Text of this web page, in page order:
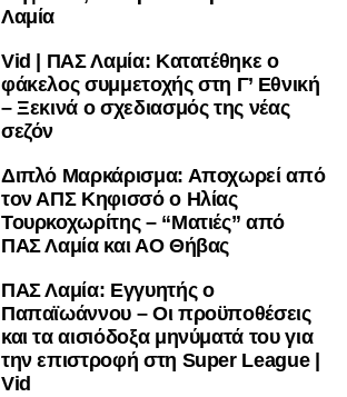
Λαμία
Vid | ΠΑΣ Λαμία: Κατατέθηκε ο
φάκελος συμμετοχής στη Γ’ Εθνική
– Ξεκινά ο σχεδιασμός της νέας
σεζόν
Διπλό Μαρκάρισμα: Αποχωρεί από
τον ΑΠΣ Κηφισσό ο Ηλίας
Τουρκοχωρίτης – “Ματιές” από
ΠΑΣ Λαμία και ΑΟ Θήβας
ΠΑΣ Λαμία: Εγγυητής ο
Παπαϊωάννου – Οι προϋποθέσεις
και τα αισιόδοξα μηνύματά του για
την επιστροφή στη Super League |
Vid